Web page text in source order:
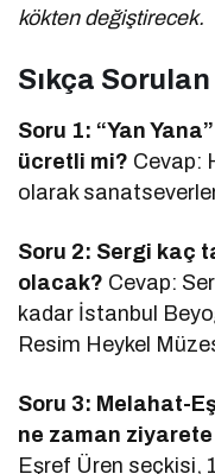
kökten değiştirecek.
Sıkça
Soru 1: “Yan
ücretli mi? Cevap:
olarak
Soru 2: Sergi kaç
olacak? Cevap:
kadar İstanbul
Resim Heykel
Soru 3: Melahat-
ne zaman
Eşref Üren seçkisi,